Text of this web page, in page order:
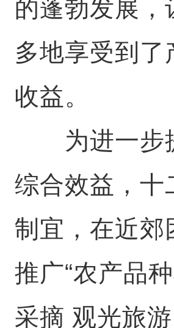
的蓬勃发展，
多地享受到了
收益。
为进一步
综合效益，十
制宜，在近郊
推广“农产品
采摘 观光旅